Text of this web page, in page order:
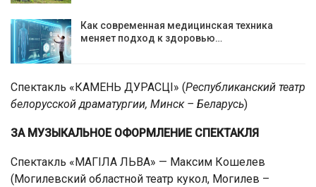
Как современная медицинская техника
меняет подход к здоровью…
Спектакль «КАМЕНЬ ДУРАСЦІ» (Республиканский театр
белорусской драматургии, Минск – Беларусь)
ЗА МУЗЫКАЛЬНОЕ ОФОРМЛЕНИЕ СПЕКТАКЛЯ
Спектакль «МАГІЛА ЛЬВА» — Максим Кошелев
(Могилевский областной театр кукол, Могилев –